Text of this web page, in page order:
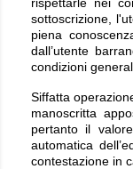
sottoscrizione,
piena
dall’utente
condizioni
Siffatta
manoscritta
pertanto il
automatica
contestazione in